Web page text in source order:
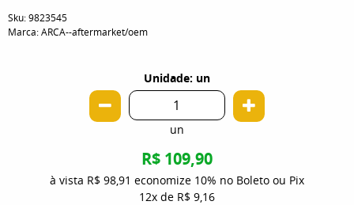
Sku:9823545
Marca:ARCA--aftermarket/oem
Unidade: un
un
R$ 109,90
à vista R$ 98,91 economize 10% no Boleto ou Pix
12x de R$ 9,16